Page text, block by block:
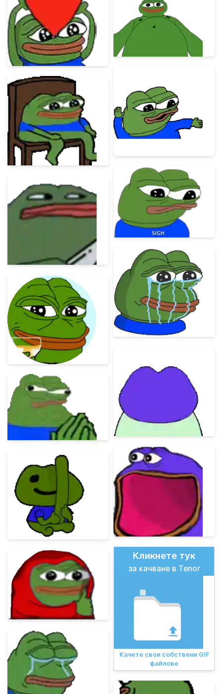
Кликнете тук
за качване в Tenor
Качете свои собствени GIF
файлове